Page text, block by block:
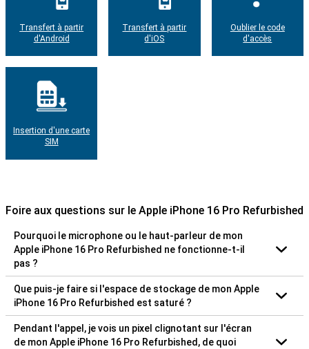
Transfert à partir
d'Android
Transfert à partir
d'iOS
Oublier le code
d'accès
Insertion d'une carte
SIM
Foire aux questions sur le Apple iPhone 16 Pro Refurbished
Pourquoi le microphone ou le haut-parleur de mon
Apple iPhone 16 Pro Refurbished ne fonctionne-t-il
pas ?
Que puis-je faire si l'espace de stockage de mon Apple
iPhone 16 Pro Refurbished est saturé ?
Pendant l'appel, je vois un pixel clignotant sur l'écran
de mon Apple iPhone 16 Pro Refurbished, de quoi